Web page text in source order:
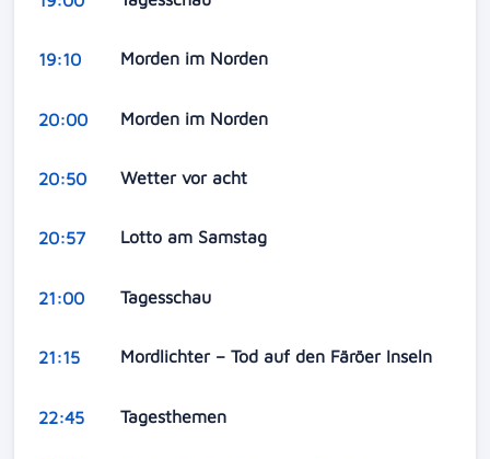
19:10 Morden im Norden
20:00 Morden im Norden
20:50 Wetter vor acht
20:57 Lotto am Samstag
21:00 Tagesschau
21:15 Mordlichter – Tod auf den Färöer Inseln
22:45 Tagesthemen